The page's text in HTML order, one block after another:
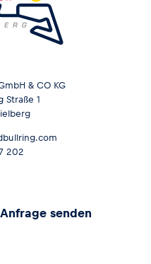
& CO KG
Straße 1
202
Anfrage senden